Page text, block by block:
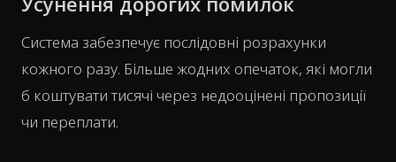
Система забезпечує послідовні розрахунки
кожного разу. Більше жодних опечаток, які могли
б коштувати тисячі через недооцінені пропозиції
чи переплати.